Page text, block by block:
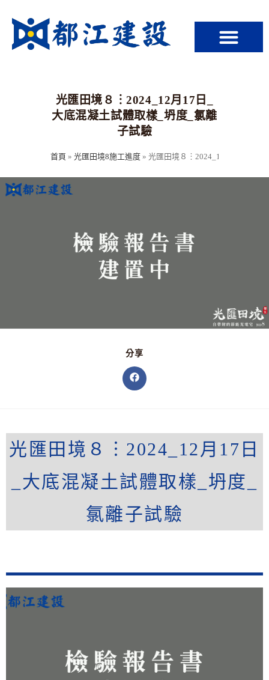
光匯田境８︙2024_12月17日_
大底混凝土試體取樣_坍度_氯離
子試驗
首頁 » 光匯田境8施工進度 » 光匯田境８︙2024_12月17日_大
分享
光匯田境８︙2024_12月17日
_大底混凝土試體取樣_坍度_
氯離子試驗